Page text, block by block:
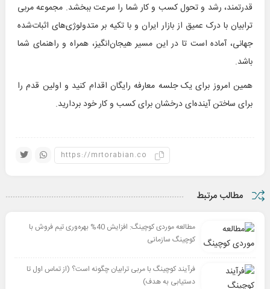
قدرتمند، رشد و تحول کسب و کار شما را سرعت ببخشد. مجموعه مربی
ترابیان با درک عمیق از بازار ایران و با تکیه بر متدولوژی‌های اثبات‌شده
جهانی، آماده است تا در این مسیر هیجان‌انگیز، همراه و راهنمای شما
باشد.
همین امروز برای یک جلسه معارفه رایگان اقدام کنید و اولین قدم را
برای ساختن آینده‌ای درخشان برای کسب و کار خود بردارید.
مطالب مرتبط
مطالعه موردی کوچینگ: افزایش 40% بهره‌وری تیم فروش با
کوچینگ سازمانی
فرآیند کوچینگ با مربی ترابیان چگونه است؟ (از تماس اول تا
دستیابی به هدف)